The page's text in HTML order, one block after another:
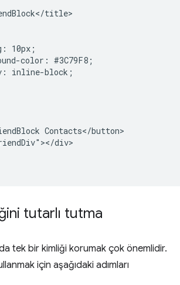
title>
10px;
color: #3C79F8;
inline-block;
Contacts</button>
div>
tutarlı tutma
tek bir kimliği korumak çok önemlidir.
için aşağıdaki adımları